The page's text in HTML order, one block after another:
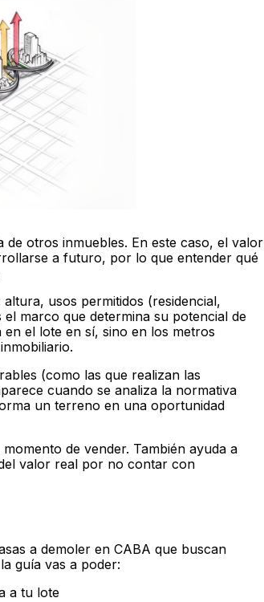
de otros inmuebles. En este caso, el valor
a futuro, por lo que entender qué
usos permitidos (residencial,
marco que determina su potencial de
el lote en sí, sino en los metros
(como las que realizan las
cuando se analiza la normativa
un terreno en una oportunidad
de vender. También ayuda a
valor real por no contar con
a demoler en CABA que buscan
guía vas a poder:
a tu lote